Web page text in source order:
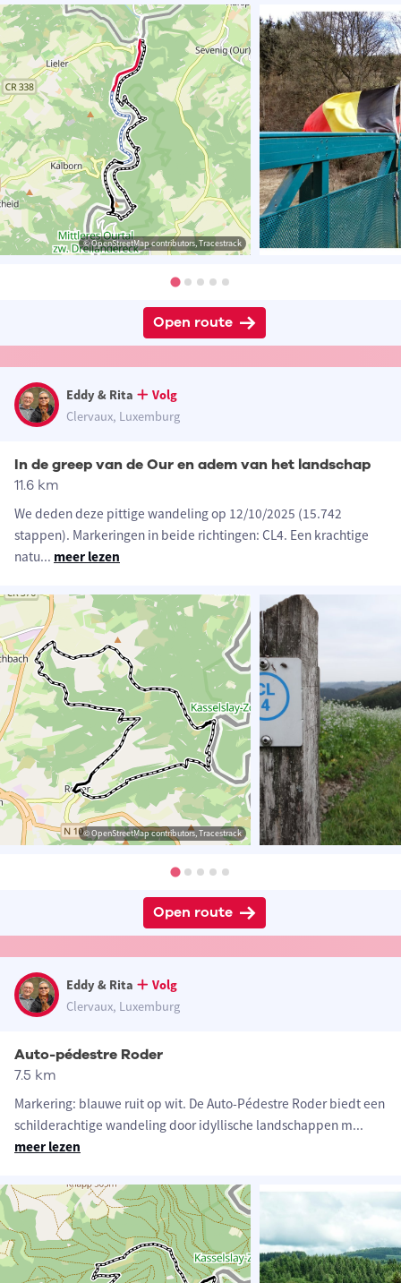
© OpenStreetMap contributors, Tracestrack
Open route
Eddy & Rita
Volg
Clervaux, Luxemburg
In de greep van de Our en adem van het landschap
11.6 km
We deden deze pittige wandeling op 12/10/2025 (15.742
stappen). Markeringen in beide richtingen: CL4. Een krachtige
natu... meer lezen
© OpenStreetMap contributors, Tracestrack
Open route
Eddy & Rita
Volg
Clervaux, Luxemburg
Auto-pédestre Roder
7.5 km
Markering: blauwe ruit op wit. De Auto-Pédestre Roder biedt een
schilderachtige wandeling door idyllische landschappen m...
meer lezen